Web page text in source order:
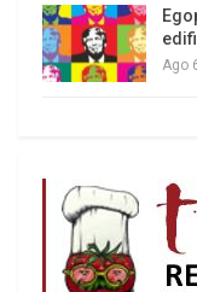
ellas está la
asesor
importador en
para vaciar al
casas matrices
Ago